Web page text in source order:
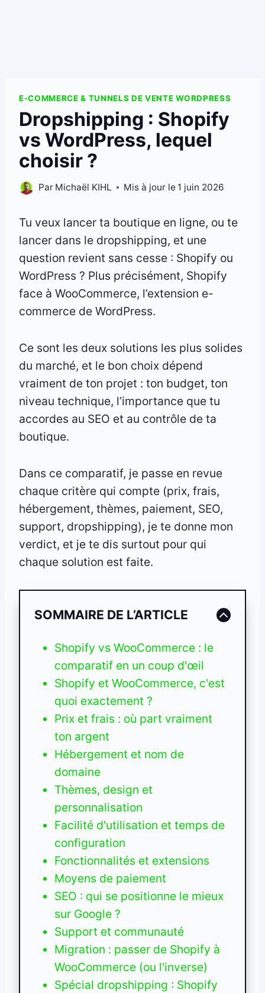
E-COMMERCE & TUNNELS DE VENTE WORDPRESS
Dropshipping : Shopify
vs WordPress, lequel
choisir ?
Par Michaël KIHL Mis à jour le 1 juin 2026
Tu veux lancer ta boutique en ligne, ou te
lancer dans le dropshipping, et une
question revient sans cesse : Shopify ou
WordPress ? Plus précisément, Shopify
face à WooCommerce, l’extension e-
commerce de WordPress.
Ce sont les deux solutions les plus solides
du marché, et le bon choix dépend
vraiment de ton projet : ton budget, ton
niveau technique, l’importance que tu
accordes au SEO et au contrôle de ta
boutique.
Dans ce comparatif, je passe en revue
chaque critère qui compte (prix, frais,
hébergement, thèmes, paiement, SEO,
support, dropshipping), je te donne mon
verdict, et je te dis surtout pour qui
chaque solution est faite.
SOMMAIRE DE L’ARTICLE
Shopify vs WooCommerce : le
comparatif en un coup d'œil
Shopify et WooCommerce, c'est
quoi exactement ?
Prix et frais : où part vraiment
ton argent
Hébergement et nom de
domaine
Thèmes, design et
personnalisation
Facilité d'utilisation et temps de
configuration
Fonctionnalités et extensions
Moyens de paiement
SEO : qui se positionne le mieux
sur Google ?
Support et communauté
Migration : passer de Shopify à
WooCommerce (ou l'inverse)
Spécial dropshipping : Shopify